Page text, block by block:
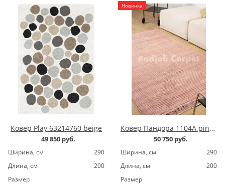
Ковер Play 63214760 beige
49 850 руб.
Ширина, cм
290
Длина, cм
200
Размер
Новинка
Ковер Пандора 1104A pink/pink
50 750 руб.
Ширина, cм
290
Длина, cм
200
Размер